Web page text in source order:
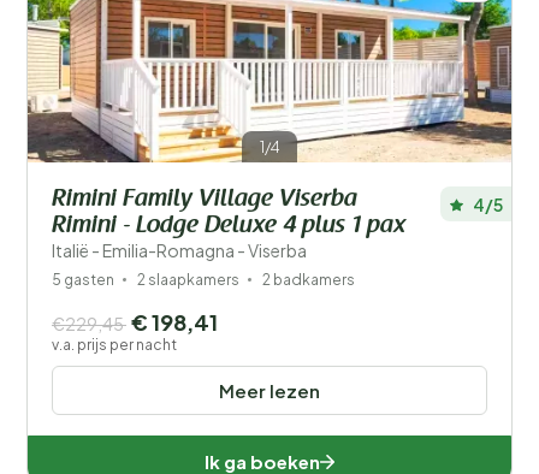
1/4
Rimini Family Village Viserba
Rimini - Lodge Deluxe 4 plus 1 pax
Italië - Emilia-Romagna - Viserba
4/5
5 gasten 2 slaapkamers 2 badkamers
Meer lezen
€229,45 € 198,41
v.a. prijs per nacht
Ik ga boeken